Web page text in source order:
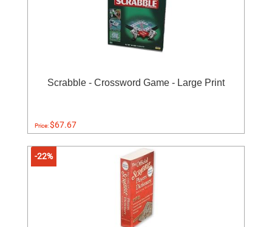
Scrabble - Crossword Game - Large Print
Price:$67.67
-22%